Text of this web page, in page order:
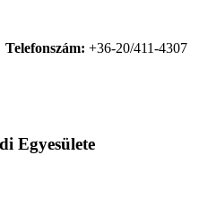
Telefonszám: +36-20/411-4307
Egyesülete